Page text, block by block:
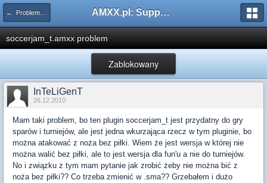
← Problemy z pluginami AMXX.pl: Support AMX Mod X i SourceMod
soccerjam_t.amxx problem
Zablokowany
InTeLiGenT
26.12.2010
Mam taki problem, bo ten plugin soccerjam_t jest przydatny do gry
sparów i turniejów, ale jest jedna wkurzająca rzecz w tym pluginie, bo
można atakować z noża bez piłki. Wiem że jest wersja w której nie
można walić bez piłki, ale to jest wersja dla fun'u a nie do turniejów.
No i związku z tym mam pytanie jak zrobić żeby nie można bić z
noża bez piłki?? Co trzeba zmienić w .sma?? Grzebałem i dużo